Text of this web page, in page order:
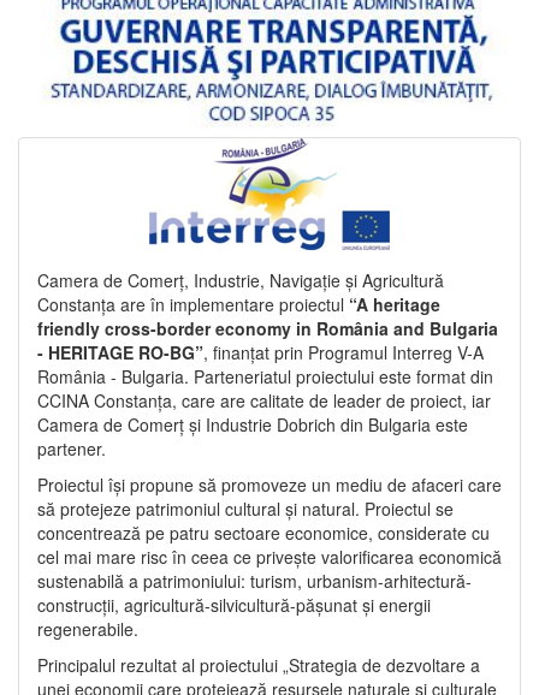
Camera de Comerț, Industrie, Navigație și Agricultură
Constanța are în implementare proiectul “A heritage
friendly cross-border economy in România and Bulgaria
- HERITAGE RO-BG”, finanțat prin Programul Interreg V-A
România - Bulgaria. Parteneriatul proiectului este format din
CCINA Constanța, care are calitate de leader de proiect, iar
Camera de Comerț și Industrie Dobrich din Bulgaria este
partener.
Proiectul își propune să promoveze un mediu de afaceri care
să protejeze patrimoniul cultural și natural. Proiectul se
concentrează pe patru sectoare economice, considerate cu
cel mai mare risc în ceea ce privește valorificarea economică
sustenabilă a patrimoniului: turism, urbanism-arhitectură-
construcții, agricultură-silvicultură-pășunat și energii
regenerabile.
Principalul rezultat al proiectului „Strategia de dezvoltare a
unei economii care protejează resursele naturale și culturale